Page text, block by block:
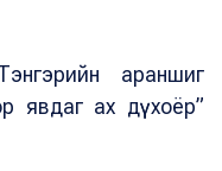
араншиг
явдаг ах дүү хоёр”